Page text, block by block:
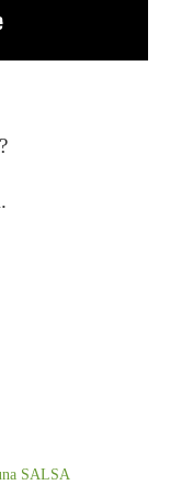
SALSA